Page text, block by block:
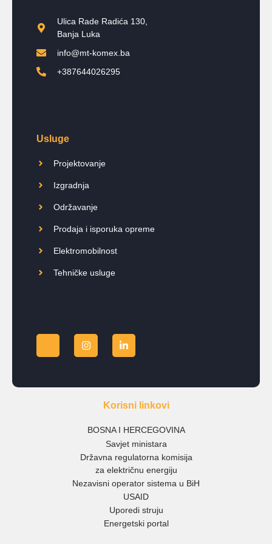
Ulica Rade Radića 130,
Banja Luka
info@mt-komex.ba
+387644026295
Usluge
Projektovanje
Izgradnja
Održavanje
Prodaja i isporuka opreme
Elektromobilnost
Tehničke usluge
Korisni linkovi
BOSNA I HERCEGOVINA
Savjet ministara
Državna regulatorna komisija
za električnu energiju
Nezavisni operator sistema u BiH
USAID
Uporedi struju
Energetski portal